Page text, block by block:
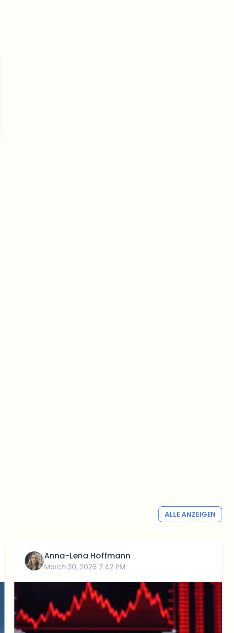
ALLE ANZEIGEN
Anna-Lena Hoffmann
March 30, 2026 7:42 PM